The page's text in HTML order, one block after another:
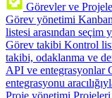
Görevler ve
Görev yönetimi
listesi arasından seçim
Görev takibi Kontrol
takibi, odaklanma ve
API ve entegrasyonlar
entegrasyonu
Proje yönetimi